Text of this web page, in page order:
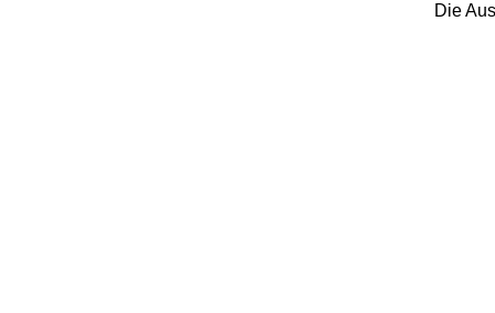
Die